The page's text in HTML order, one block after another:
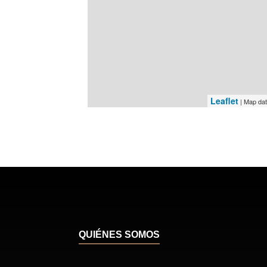
Leaflet | Map
QUIÉNES SOMOS